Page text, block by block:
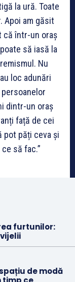
la ură. Toate
Apoi am găsit
că într-un oraș
să iasă la
Nu
loc adunări
dintr-un oraș
față de cei
pot păți ceva și
să fac.”
furtunilor:
vijelii
de modă